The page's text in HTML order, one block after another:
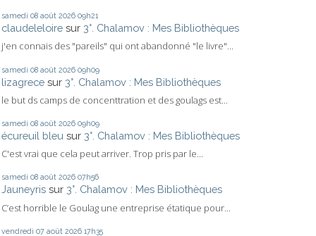
samedi 08 août 2026 09h21
claudeleloire sur 3°. Chalamov : Mes Bibliothèques
j'en connais des "pareils" qui ont abandonné "le livre"...
samedi 08 août 2026 09h09
lizagrece sur 3°. Chalamov : Mes Bibliothèques
le but ds camps de concenttration et des goulags est...
samedi 08 août 2026 09h09
écureuil bleu sur 3°. Chalamov : Mes Bibliothèques
C'est vrai que cela peut arriver. Trop pris par le...
samedi 08 août 2026 07h56
Jauneyris sur 3°. Chalamov : Mes Bibliothèques
C’est horrible le Goulag une entreprise étatique pour...
vendredi 07 août 2026 17h35